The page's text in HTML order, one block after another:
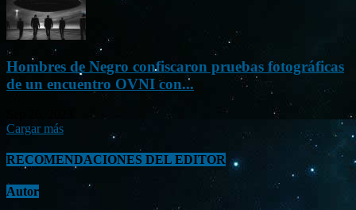
Hombres de Negro confiscaron pruebas fotográficas
de un encuentro OVNI con...
Cargar más
RECOMENDACIONES DEL EDITOR
Autor